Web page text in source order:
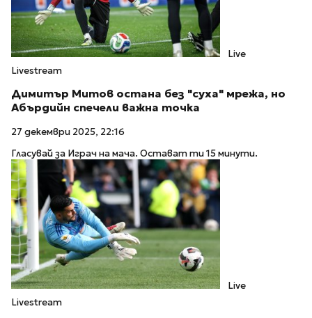
Live
Livestream
Димитър Митов остана без "суха" мрежа, но
Абърдийн спечели важна точка
27 декември 2025, 22:16
Гласувай за Играч на мача. Остават ти 15 минути.
Live
Livestream